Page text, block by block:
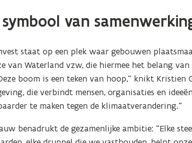
van
staat op een plek waar gebouwen
van Waterland vzw, die hiermee het belang
boom is een teken van hoop,” knikt Kristien
die verbindt mensen, organisaties en
te maken tegen de klimaatverandering.”
benadrukt de gezamenlijke ambitie: “Elke